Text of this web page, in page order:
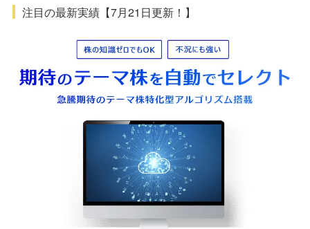
注目の最新実績【7月21日更新！】